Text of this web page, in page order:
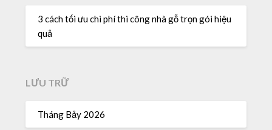
3 cách tối ưu chi phí thi công nhà gỗ trọn gói hiệu
quả
LƯU TRỮ
Tháng Bảy 2026